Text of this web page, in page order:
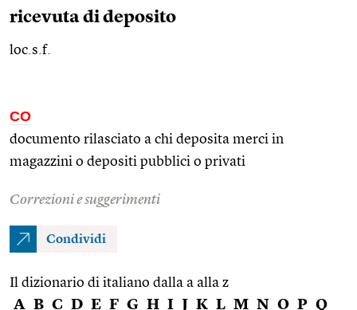
ricevuta di deposito
loc.s.f.
CO
documento rilasciato a chi deposita merci in
magazzini o depositi pubblici o privati
Correzioni e suggerimenti
Condividi
Il dizionario di italiano dalla a alla z
A B C D E F G H I J K L M N O P Q